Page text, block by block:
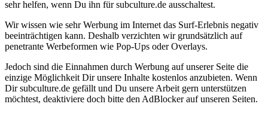
sehr helfen, wenn Du ihn für subculture.de ausschaltest.
Wir wissen wie sehr Werbung im Internet das Surf-Erlebnis negativ
beeinträchtigen kann. Deshalb verzichten wir grundsätzlich auf
penetrante Werbeformen wie Pop-Ups oder Overlays.
Jedoch sind die Einnahmen durch Werbung auf unserer Seite die
einzige Möglichkeit Dir unsere Inhalte kostenlos anzubieten. Wenn
Dir subculture.de gefällt und Du unsere Arbeit gern unterstützen
möchtest, deaktiviere doch bitte den AdBlocker auf unseren Seiten.